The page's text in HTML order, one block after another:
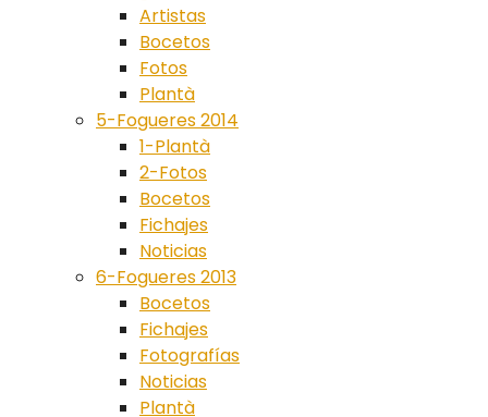
Artistas
Bocetos
Fotos
Plantà
5-Fogueres 2014
1-Plantà
2-Fotos
Bocetos
Fichajes
Noticias
6-Fogueres 2013
Bocetos
Fichajes
Fotografías
Noticias
Plantà